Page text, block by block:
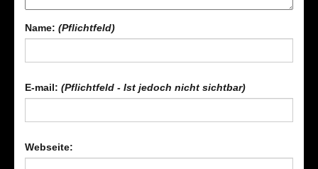
Name: (Pflichtfeld)
E-mail: (Pflichtfeld - Ist jedoch nicht sichtbar)
Webseite: